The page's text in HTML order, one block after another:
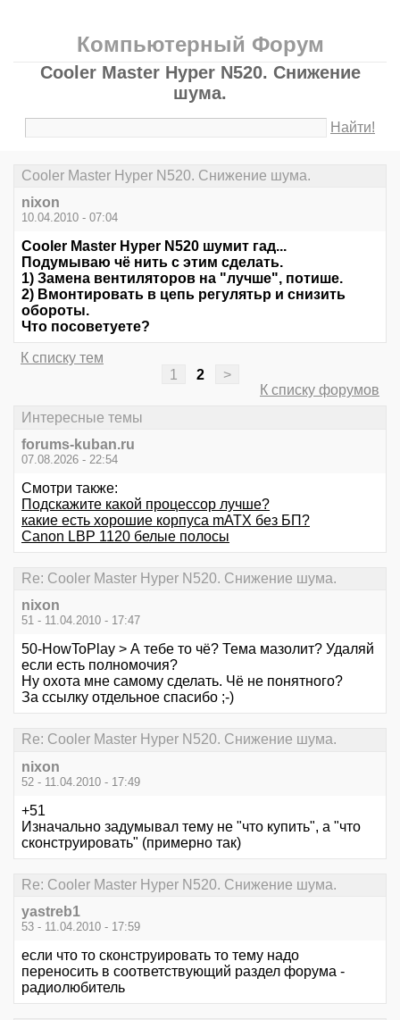
Компьютерный Форум
Cooler Master Hyper N520. Снижение
шума.
Найти!
Cooler Master Hyper N520. Снижение шума.
nixon
10.04.2010 - 07:04
Cooler Master Hyper N520 шумит гад...
Подумываю чё нить с этим сделать.
1) Замена вентиляторов на "лучше", потише.
2) Вмонтировать в цепь регулятьр и снизить
обороты.
Что посоветуете?
К списку тем
1
2
>
К списку форумов
Интересные темы
forums-kuban.ru
07.08.2026 - 22:54
Смотри также:
Подскажите какой процессор лучше?
какие есть хорошие корпуса mATX без БП?
Canon LBP 1120 белые полосы
Re: Cooler Master Hyper N520. Снижение шума.
nixon
51 - 11.04.2010 - 17:47
50-HowToPlay > А тебе то чё? Тема мазолит? Удаляй
если есть полномочия?
Ну охота мне самому сделать. Чё не понятного?
За ссылку отдельное спасибо ;-)
Re: Cooler Master Hyper N520. Снижение шума.
nixon
52 - 11.04.2010 - 17:49
+51
Изначально задумывал тему не "что купить", а "что
сконструировать" (примерно так)
Re: Cooler Master Hyper N520. Снижение шума.
yastreb1
53 - 11.04.2010 - 17:59
если что то сконструировать то тему надо
переносить в соответствующий раздел форума -
радиолюбитель